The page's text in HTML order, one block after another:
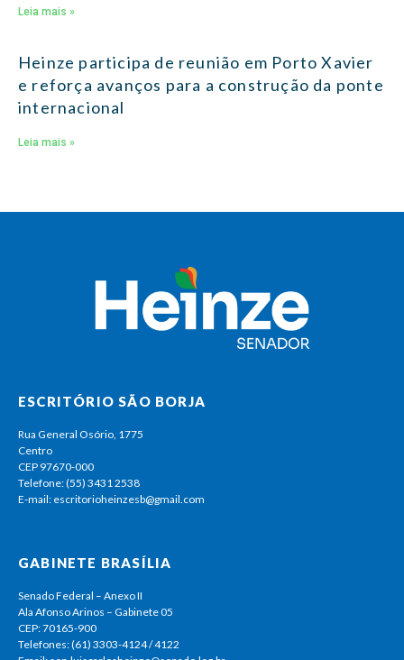
Leia mais »
Heinze participa de reunião em Porto Xavier
e reforça avanços para a construção da ponte
internacional
Leia mais »
ESCRITÓRIO SÃO BORJA
Rua General Osório, 1775
Centro
CEP 97670-000
Telefone: (55) 3431 2538
E-mail: escritorioheinzesb@gmail.com
GABINETE BRASÍLIA
Senado Federal – Anexo II
Ala Afonso Arinos – Gabinete 05
CEP: 70165-900
Telefones: (61) 3303-4124 / 4122